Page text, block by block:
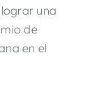
una
de
en el